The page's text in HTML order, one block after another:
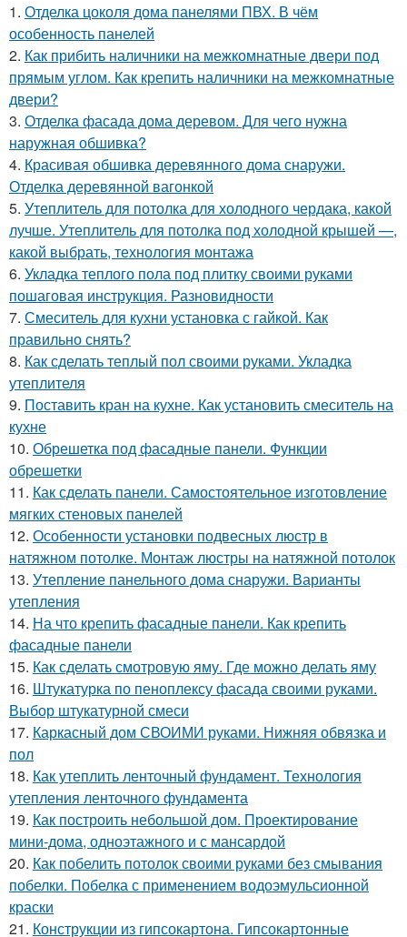
1. Отделка цоколя дома панелями ПВХ. В чём
особенность панелей
2. Как прибить наличники на межкомнатные двери под
прямым углом. Как крепить наличники на межкомнатные
двери?
3. Отделка фасада дома деревом. Для чего нужна
наружная обшивка?
4. Красивая обшивка деревянного дома снаружи.
Отделка деревянной вагонкой
5. Утеплитель для потолка для холодного чердака, какой
лучше. Утеплитель для потолка под холодной крышей —,
какой выбрать, технология монтажа
6. Укладка теплого пола под плитку своими руками
пошаговая инструкция. Разновидности
7. Смеситель для кухни установка с гайкой. Как
правильно снять?
8. Как сделать теплый пол своими руками. Укладка
утеплителя
9. Поставить кран на кухне. Как установить смеситель на
кухне
10. Обрешетка под фасадные панели. Функции
обрешетки
11. Как сделать панели. Самостоятельное изготовление
мягких стеновых панелей
12. Особенности установки подвесных люстр в
натяжном потолке. Монтаж люстры на натяжной потолок
13. Утепление панельного дома снаружи. Варианты
утепления
14. На что крепить фасадные панели. Как крепить
фасадные панели
15. Как сделать смотровую яму. Где можно делать яму
16. Штукатурка по пеноплексу фасада своими руками.
Выбор штукатурной смеси
17. Каркасный дом СВОИМИ руками. Нижняя обвязка и
пол
18. Как утеплить ленточный фундамент. Технология
утепления ленточного фундамента
19. Как построить небольшой дом. Проектирование
мини-дома, одноэтажного и с мансардой
20. Как побелить потолок своими руками без смывания
побелки. Побелка с применением водоэмульсионной
краски
21. Конструкции из гипсокартона. Гипсокартонные